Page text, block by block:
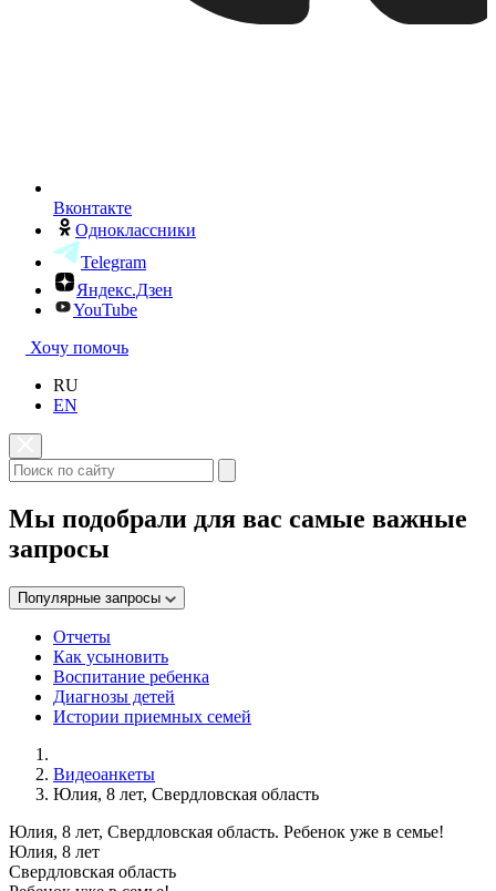
Вконтакте
Одноклассники
Telegram
Яндекс.Дзен
YouTube
Хочу помочь
RU
EN
Мы подобрали для вас самые важные
запросы
Популярные запросы
Отчеты
Как усыновить
Воспитание ребенка
Диагнозы детей
Истории приемных семей
Видеоанкеты
Юлия, 8 лет, Свердловская область
Юлия, 8 лет, Свердловская область. Ребенок уже в семье!
Юлия, 8 лет
Свердловская область